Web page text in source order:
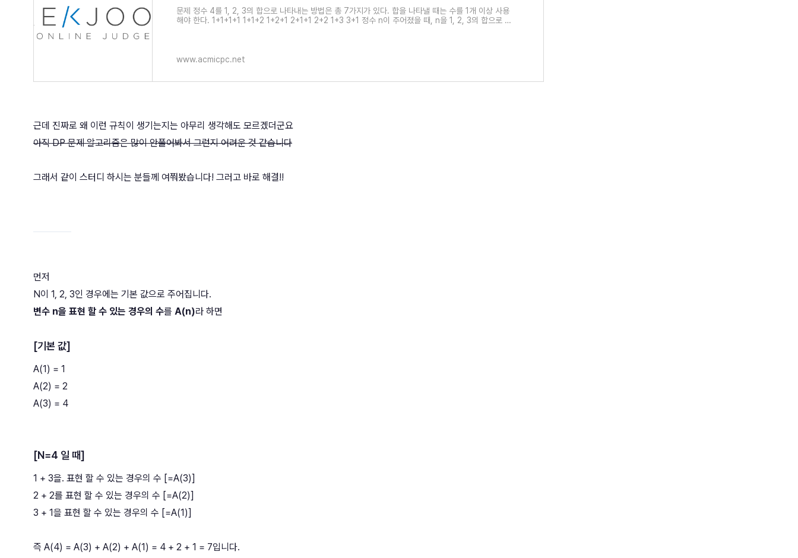
문제 정수 4를 1, 2, 3의 합으로 나타내는 방법은 총 7가지가 있다. 합을 나타낼 때는 수를 1개 이상 사용
해야 한다. 1+1+1+1 1+1+2 1+2+1 2+1+1 2+2 1+3 3+1 정수 n이 주어졌을 때, n을 1, 2, 3의 합으로 나
www.acmicpc.net
근데 진짜로 왜 이런 규칙이 생기는지는 아무리 생각해도 모르겠더군요
아직 DP 문제 알고리즘은 많이 안풀어봐서 그런지 어려운 것 같습니다
그래서 같이 스터디 하시는 분들께 여쭤봤습니다! 그러고 바로 해결!!
먼저
N이 1, 2, 3인 경우에는 기본 값으로 주어집니다.
변수 n을 표현 할 수 있는 경우의 수를 A(n)라 하면
[기본 값]
A(1) = 1
A(2) = 2
A(3) = 4
[N=4 일 때]
1 + 3을. 표현 할 수 있는 경우의 수 [=A(3)]
2 + 2를 표현 할 수 있는 경우의 수 [=A(2)]
3 + 1을 표현 할 수 있는 경우의 수 [=A(1)]
즉 A(4) = A(3) + A(2) + A(1) = 4 + 2 + 1 = 7입니다.